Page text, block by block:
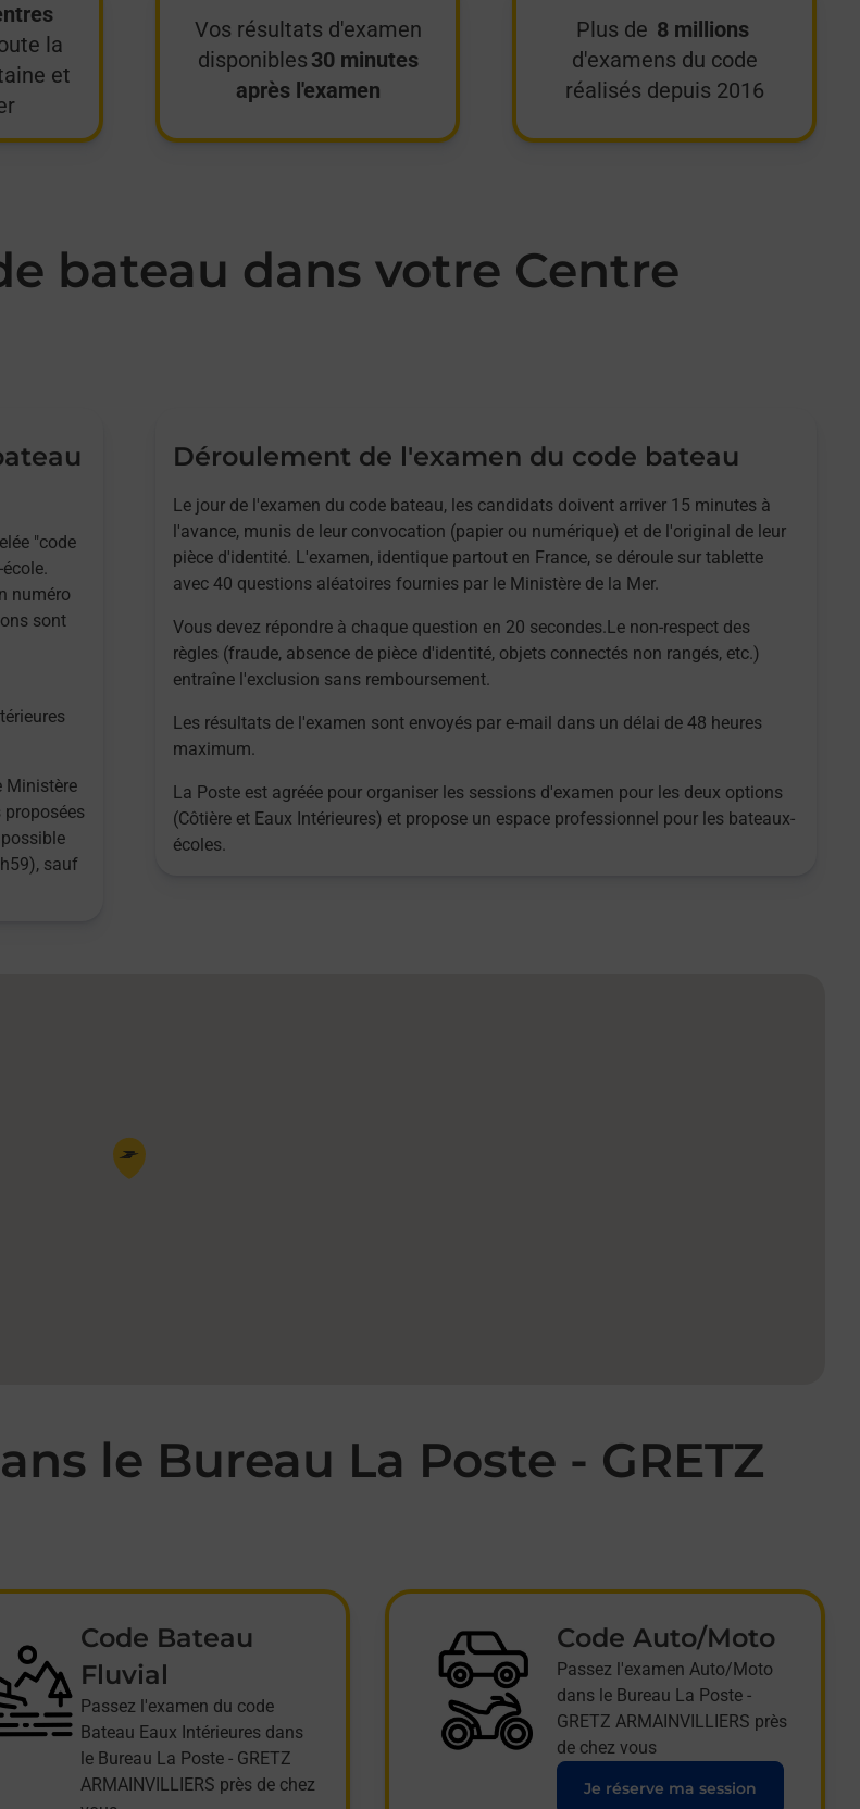
la
et
Vos résultats d'examen
disponibles 30 minutes
après l'examen
Plus de 8 millions
d'examens du code
réalisés depuis 2016
bateau dans votre Centre
"code
numéro
sont
Ministère
proposées
sauf
Déroulement de l'examen du code bateau
Le jour de l'examen du code bateau, les candidats doivent arriver 15 minutes à
l'avance, munis de leur convocation (papier ou numérique) et de l'original de leur
pièce d'identité. L'examen, identique partout en France, se déroule sur tablette
avec 40 questions aléatoires fournies par le Ministère de la Mer.
Vous devez répondre à chaque question en 20 secondes.Le non-respect des
règles (fraude, absence de pièce d'identité, objets connectés non rangés, etc.)
entraîne l'exclusion sans remboursement.
Les résultats de l'examen sont envoyés par e-mail dans un délai de 48 heures
maximum.
La Poste est agréée pour organiser les sessions d'examen pour les deux options
(Côtière et Eaux Intérieures) et propose un espace professionnel pour les bateaux-
écoles.
Pin de la carte
le Bureau La Poste - GRETZ
Code Bateau
Fluvial
Passez l'examen du code
Bateau Eaux Intérieures dans
le Bureau La Poste - GRETZ
ARMAINVILLIERS près de chez
Code Auto/Moto
Passez l'examen Auto/Moto
dans le Bureau La Poste -
GRETZ ARMAINVILLIERS près
de chez vous
Je réserve ma session